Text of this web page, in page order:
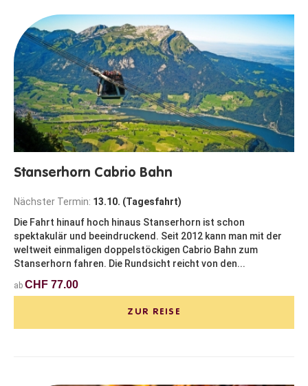
Stanserhorn Cabrio Bahn
Nächster Termin: 13.10. (Tagesfahrt)
Die Fahrt hinauf hoch hinaus Stanserhorn ist schon
spektakulär und beeindruckend. Seit 2012 kann man mit der
weltweit einmaligen doppelstöckigen Cabrio Bahn zum
Stanserhorn fahren. Die Rundsicht reicht von den...
ab CHF 77.00
ZUR REISE